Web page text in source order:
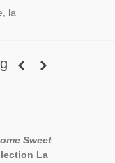
la
Sweet
La